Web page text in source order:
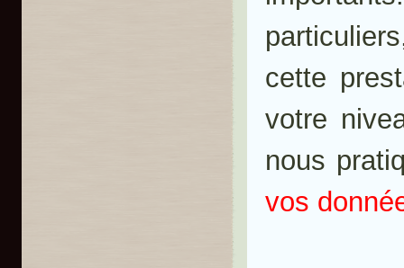
cette
votre
nous
vos